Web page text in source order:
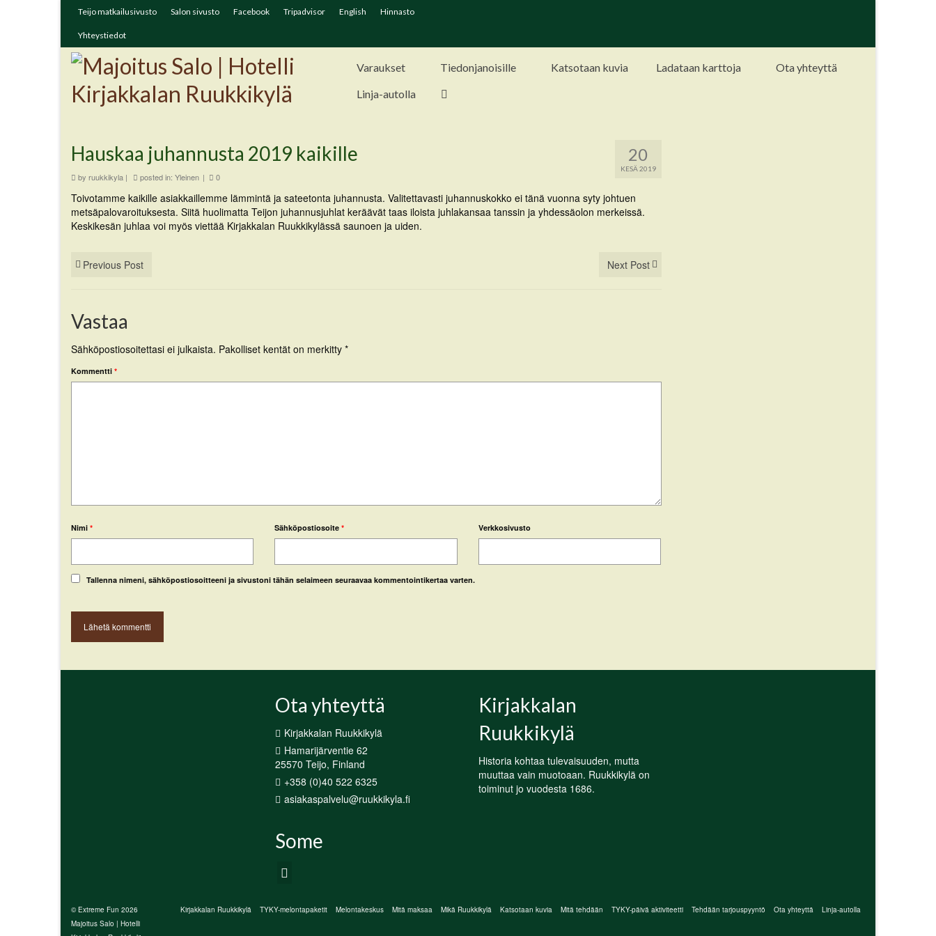
Teijo matkailusivusto Salon sivusto Facebook Tripadvisor English Hinnasto
Yhteystiedot
Varaukset Tiedonjanoisille Katsotaan kuvia Ladataan karttoja
Ota yhteyttä
Linja-autolla
20
KESÄ 2019
Hauskaa juhannusta 2019 kaikille
by ruukkikyla | posted in: Yleinen | 0
Toivotamme kaikille asiakkaillemme lämmintä ja sateetonta juhannusta. Valitettavasti juhannuskokko ei tänä vuonna syty johtuen
metsäpalovaroituksesta. Siitä huolimatta Teijon juhannusjuhlat keräävät taas iloista juhlakansaa tanssin ja yhdessäolon merkeissä.
Keskikesän juhlaa voi myös viettää Kirjakkalan Ruukkikylässä saunoen ja uiden.
Previous Post Next Post
Vastaa
Sähköpostiosoitettasi ei julkaista. Pakolliset kentät on merkitty *
Kommentti *
Nimi * Sähköpostiosoite* Verkkosivusto
Tallenna nimeni, sähköpostiosoitteeni ja sivustoni tähän selaimeen seuraavaa kommentointikertaa varten.
Ota yhteyttä
Kirjakkalan Ruukkikylä
Hamarijärventie 62
25570 Teijo, Finland
+358 (0)40 522 6325
asiakaspalvelu@ruukkikyla.fi
Some
Kirjakkalan
Ruukkikylä
Historia kohtaa tulevaisuuden, mutta
muuttaa vain muotoaan. Ruukkikylä on
toiminut jo vuodesta 1686.
Kirjakkalan Ruukkikylä TYKY-melontapaketit Melontakeskus Mitä maksaa Mikä Ruukkikylä Katsotaan kuvia Mitä tehdään TYKY-päivä aktiviteetti Tehdään tarjouspyyntö Ota yhteyttä Linja-autolla
© Extreme Fun 2026
Majoitus Salo | Hotelli